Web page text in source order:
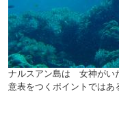
ナルスアン島は 女神がい
意表をつくポイントでは